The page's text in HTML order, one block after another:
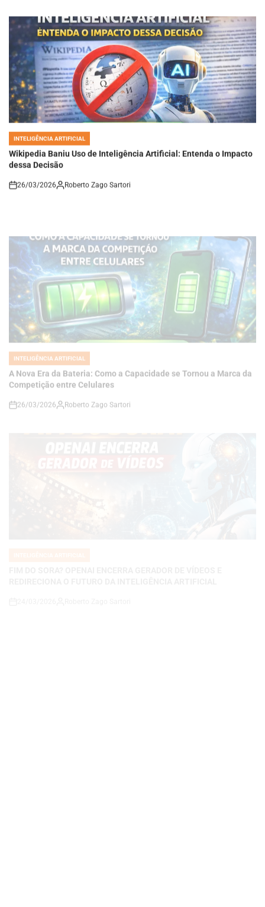
POSTED
IN
Wikipedia Baniu Uso de Inteligência Artificial: Entenda o Impacto
dessa Decisão
on
POSTED
INTELIGÊNCIA ARTIFICIAL
A Nova Era da Bateria: Como a Capacidade se Tornou a Marca da
Competição entre Celulares
on
26/03/2026 Roberto Zago Sartori